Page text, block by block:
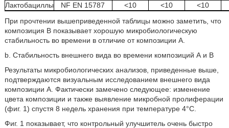
Лактобациллы
NF EN 15787 <10 <10
<10
При прочтении вышеприведенной таблицы можно заметить, что
композиция B показывает хорошую микробиологическую
стабильность во времени в отличие от композиции А.
b. Стабильность внешнего вида во времени композиций А и В
Результаты микробиологических анализов, приведенные выше,
подтверждаются визуальным исследованием внешнего вида
композиции А. Фактически замечено следующее: изменение
цвета композиции и также выявление микробной пролиферации
(фиг. 1) спустя 8 недель хранения при температуре 4°C.
Фиг. 1 показывает, что контрольный улучшитель очень быстро